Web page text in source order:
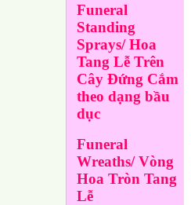
Funeral
Standing
Sprays/ Hoa
Tang Lễ Trên
Cây Đứng Cắm
theo dạng bầu
dục
Funeral
Wreaths/ Vòng
Hoa Tròn Tang
Lễ